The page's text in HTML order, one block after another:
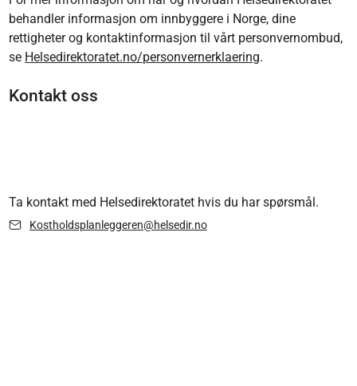
behandler informasjon om innbyggere i Norge, dine
rettigheter og kontaktinformasjon til vårt personvernombud,
se Helsedirektoratet.no/personvernerklaering.
Kontakt oss
Ta kontakt med Helsedirektoratet hvis du har spørsmål.
Kostholdsplanleggeren@helsedir.no